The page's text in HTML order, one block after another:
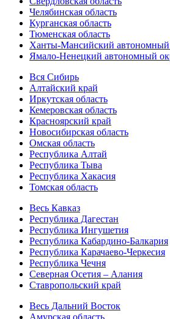
Челябинская область
Курганская область
Тюменская область
Ханты-Мансийский автономный
Ямало-Ненецкий автономный
Вся Сибирь
Алтайский край
Иркутская область
Кемеровская область
Красноярский край
Новосибирская область
Омская область
Республика Алтай
Республика Тыва
Республика Хакасия
Томская область
Весь Кавказ
Республика Дагестан
Республика Ингушетия
Республика Кабардино-Балкария
Республика Карачаево-Черкесия
Республика Чечня
Северная Осетия – Алания
Ставропольский край
Весь Дальний Восток
Амурская область